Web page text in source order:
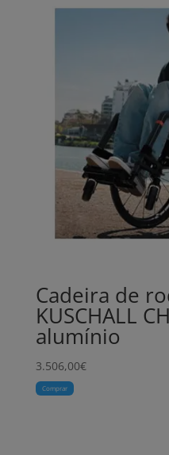
Cadeira de
KUSCHALL
alumínio
3.506,00€
Comprar